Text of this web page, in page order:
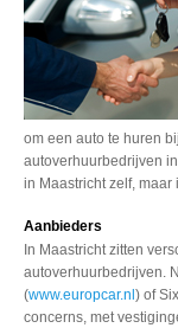
om een auto te huren
autoverhuurbedrijven
in Maastricht zelf,
Aanbieders
In Maastricht zitten
autoverhuurbedrijven.
(www.europcar.nl ) of
concerns, met